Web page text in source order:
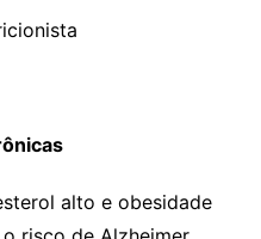
alto e obesidade